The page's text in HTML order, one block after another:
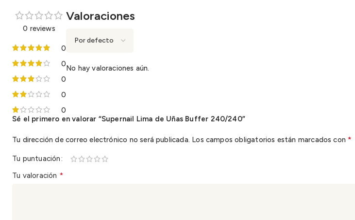
0 reviews
0
0
0
0
0
Valoraciones
No hay valoraciones aún.
Sé el primero en valorar “Supernail Lima de Uñas Buffer 240/240”
Tu dirección de correo electrónico no será publicada. Los campos obligatorios están marcados con*
Tu puntuación
Tu valoración *